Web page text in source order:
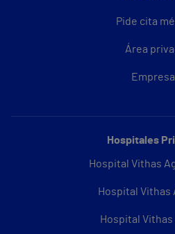
Pide cita
Área
Hospitales
Hospital Vithas
Hospital Vithas
Hospital Vithas